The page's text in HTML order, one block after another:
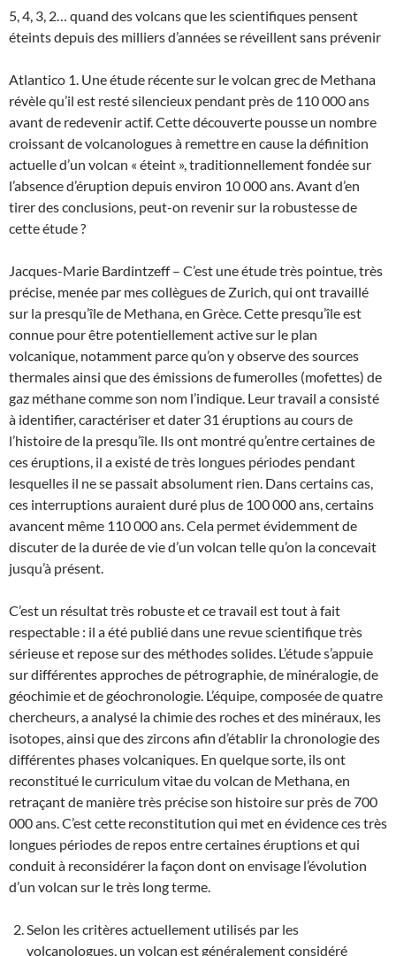
5, 4, 3, 2… quand des volcans que les scientifiques pensent
éteints depuis des milliers d’années se réveillent sans prévenir
Atlantico 1. Une étude récente sur le volcan grec de Methana
révèle qu’il est resté silencieux pendant près de 110 000 ans
avant de redevenir actif. Cette découverte pousse un nombre
croissant de volcanologues à remettre en cause la définition
actuelle d’un volcan « éteint », traditionnellement fondée sur
l’absence d’éruption depuis environ 10 000 ans. Avant d’en
tirer des conclusions, peut-on revenir sur la robustesse de
cette étude ?
Jacques-Marie Bardintzeff – C’est une étude très pointue, très
précise, menée par mes collègues de Zurich, qui ont travaillé
sur la presqu’île de Methana, en Grèce. Cette presqu’île est
connue pour être potentiellement active sur le plan
volcanique, notamment parce qu’on y observe des sources
thermales ainsi que des émissions de fumerolles (mofettes) de
gaz méthane comme son nom l’indique. Leur travail a consisté
à identifier, caractériser et dater 31 éruptions au cours de
l’histoire de la presqu’île. Ils ont montré qu’entre certaines de
ces éruptions, il a existé de très longues périodes pendant
lesquelles il ne se passait absolument rien. Dans certains cas,
ces interruptions auraient duré plus de 100 000 ans, certains
avancent même 110 000 ans. Cela permet évidemment de
discuter de la durée de vie d’un volcan telle qu’on la concevait
jusqu’à présent.
C’est un résultat très robuste et ce travail est tout à fait
respectable : il a été publié dans une revue scientifique très
sérieuse et repose sur des méthodes solides. L’étude s’appuie
sur différentes approches de pétrographie, de minéralogie, de
géochimie et de géochronologie. L’équipe, composée de quatre
chercheurs, a analysé la chimie des roches et des minéraux, les
isotopes, ainsi que des zircons afin d’établir la chronologie des
différentes phases volcaniques. En quelque sorte, ils ont
reconstitué le curriculum vitae du volcan de Methana, en
retraçant de manière très précise son histoire sur près de 700
000 ans. C’est cette reconstitution qui met en évidence ces très
longues périodes de repos entre certaines éruptions et qui
conduit à reconsidérer la façon dont on envisage l’évolution
d’un volcan sur le très long terme.
Selon les critères actuellement utilisés par les
volcanologues, un volcan est généralement considéré